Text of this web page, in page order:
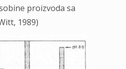
proizvoda sa
1989)